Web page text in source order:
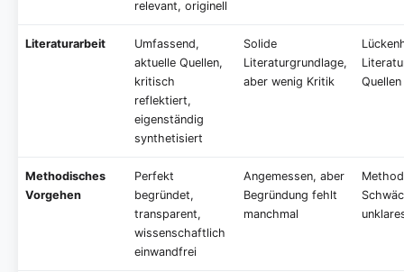
relevant, originell
Literaturarbeit
Umfassend,
aktuelle Quellen,
kritisch
reflektiert,
eigenständig
synthetisiert
Solide
Literaturgrundlage,
aber wenig Kritik
Quellen
Methodisches
Vorgehen
Perfekt
begründet,
transparent,
wissenschaftlich
einwandfrei
Angemessen, aber
Begründung fehlt
manchmal